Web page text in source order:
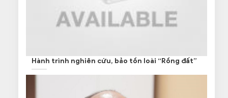
Hành trình nghiên cứu, bảo tồn loài “Rồng đất”